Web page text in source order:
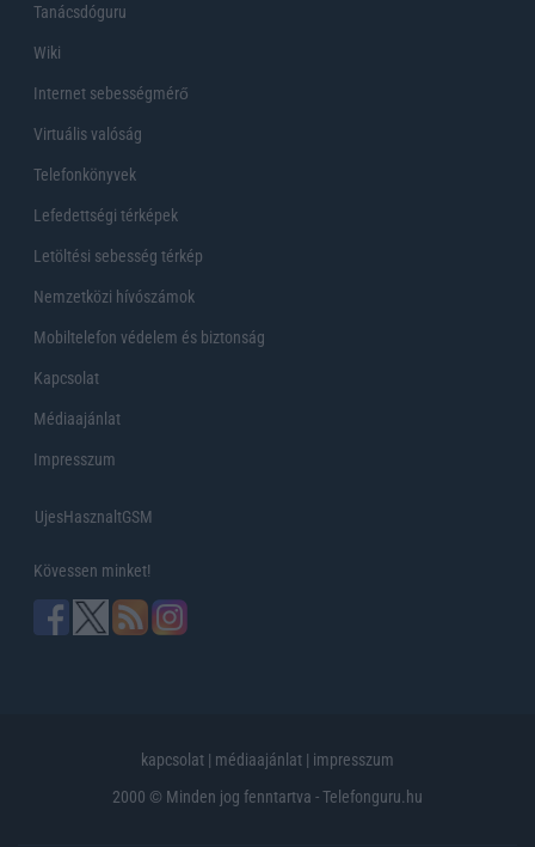
Tanácsdóguru
Wiki
Internet sebességmérő
Virtuális valóság
Telefonkönyvek
Lefedettségi térképek
Letöltési sebesség térkép
Nemzetközi hívószámok
Mobiltelefon védelem és biztonság
Kapcsolat
Médiaajánlat
Impresszum
UjesHasznaltGSM
Kövessen minket!
kapcsolat | médiaajánlat | impresszum
2000 © Minden jog fenntartva - Telefonguru.hu